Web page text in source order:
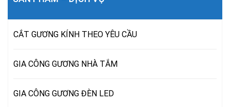
CẮT GƯƠNG KÍNH THEO YÊU CẦU
GIA CÔNG GƯƠNG NHÀ TẮM
GIA CÔNG GƯƠNG ĐÈN LED